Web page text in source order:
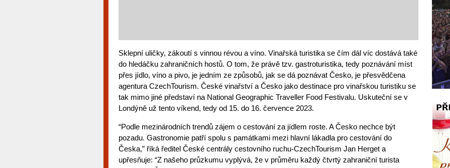
Sklepní uličky, zákoutí s vinnou révou a víno. Vinařská turistika se čím dál víc dostává také
do hledáčku zahraničních hostů. O tom, že právě tzv. gastroturistika, tedy poznávání míst
přes jídlo, víno a pivo, je jedním ze způsobů, jak se dá poznávat Česko, je přesvědčena
agentura CzechTourism. České vinařství a Česko jako destinace pro vinařskou turistiku se
tak mimo jiné představí na National Geographic Traveller Food Festivalu. Uskuteční se v
Londýně už tento víkend, tedy od 15. do 16. července 2023.
“Podle mezinárodních trendů zájem o cestování za jídlem roste. A Česko nechce být
pozadu. Gastronomie patří spolu s památkami mezi hlavní lákadla pro cestování do
Česka,” říká ředitel České centrály cestovního ruchu-CzechTourism Jan Herget a
upřesňuje: “Z našeho průzkumu vyplývá, že v průměru každý čtvrtý zahraniční turista